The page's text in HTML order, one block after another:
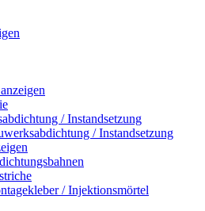
/ Instandsetzung
/ Instandsetzung
/ Injektionsmörtel